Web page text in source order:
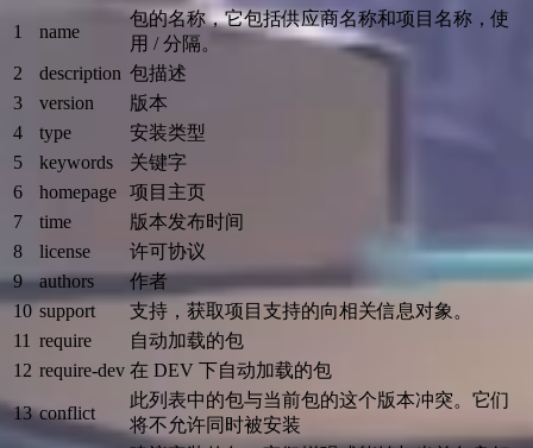
1 name
包的名称，它包括供应商名称和项目名称，使
用 / 分隔。
2
description 包描述
3
version
版本
4
type
安装类型
5
keywords
关键字
6
homepage
项目主页
7
time
版本发布时间
8
license
许可协议
9
authors
作者
10 support
支持，获取项目支持的向相关信息对象。
11 require
自动加载的包
12 require-dev 在 DEV 下自动加载的包
13 conflict
此列表中的包与当前包的这个版本冲突。它们
将不允许同时被安装